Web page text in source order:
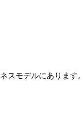
スモデルにあります。